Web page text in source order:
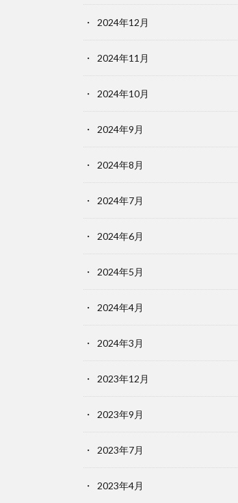
2024年12月
2024年11月
2024年10月
2024年9月
2024年8月
2024年7月
2024年6月
2024年5月
2024年4月
2024年3月
2023年12月
2023年9月
2023年7月
2023年4月